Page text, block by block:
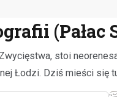
(Pałac
stoi
Łodzi. Dziś mieści się